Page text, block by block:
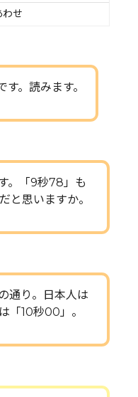
せ
。読みます。
。「9秒78」も
と思いますか。
通り。日本人は
「10秒00」。